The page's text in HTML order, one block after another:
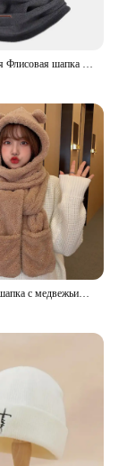
Новая милая шапка с медвежьими ушками, шарф, перчатки, комплект зимних женских шапочек, теплые повседневные плюшевые шапки, повседневные однотонные флисовые шапки для девочек, подарок Kawaii